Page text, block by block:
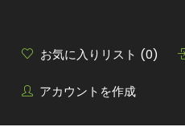
お気に入りリスト (0)
アカウントを作成